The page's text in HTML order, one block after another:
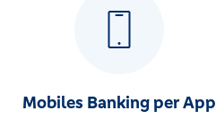
Mobiles Banking per App